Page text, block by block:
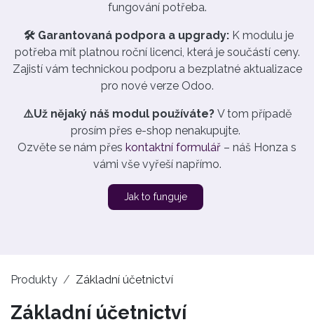
fungování potřeba.
🛠️ Garantovaná podpora a upgrady: K modulu je
potřeba mít platnou roční licenci, která je součástí ceny.
Zajistí vám technickou podporu a bezplatné aktualizace
pro nové verze Odoo.
⚠️Už nějaký náš modul používáte? V tom případě
prosím přes e-shop nenakupujte.
Ozvěte se nám přes kontaktní formulář – náš Honza s
vámi vše vyřeší napřímo.
Jak to funguje
Produkty Základní účetnictví
Základní účetnictví